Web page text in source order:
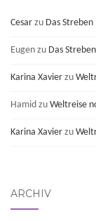
Cesar zu Das
Eugen zu Das
Karina Xavier zu
Hamid zu Weltreise
Karina Xavier zu
ARCHIV